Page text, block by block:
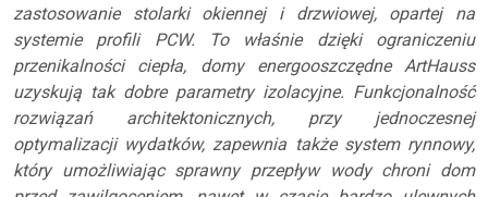
zastosowanie stolarki okiennej i drzwiowej, opartej na
systemie profili PCW. To właśnie dzięki ograniczeniu
przenikalności ciepła, domy energooszczędne ArtHauss
uzyskują tak dobre parametry izolacyjne. Funkcjonalność
rozwiązań architektonicznych, przy jednoczesnej
optymalizacji wydatków, zapewnia także system rynnowy,
który umożliwiając sprawny przepływ wody chroni dom